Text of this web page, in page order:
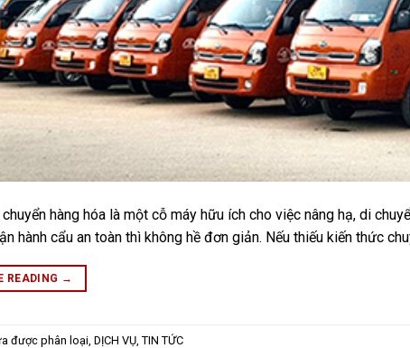
hàng hóa là một cỗ máy hữu ích cho việc nâng hạ, di
hành cẩu an toàn thì không hề đơn giản. Nếu thiếu kiến thức
READING →
được phân loại ,DỊCH VỤ ,TIN TỨC